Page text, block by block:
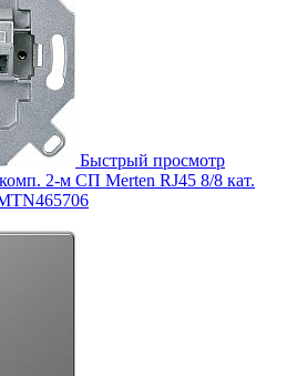
Быстрый просмотр
2-м СП Merten RJ45 8/8 кат.